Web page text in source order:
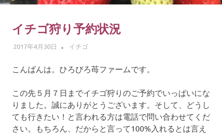
ゴ
み
体
験
イチゴ狩り予約状況
2017年4月30日 ADMIN
イチゴ
こんばんは。ひろびろ苺ファームです。
この先５月７日までイチゴ狩りのご予約でいっぱいにな
りました。誠にありがとうございます。そして、どうし
ても行きたい！と言われる方は電話で問い合わせてくだ
さい。もちろん、だからと言って100%入れるとは言え